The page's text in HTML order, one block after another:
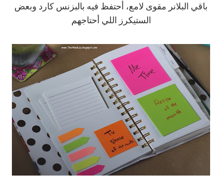
باقي البلانر مقوى لامع، أحتفظ فيه بالبزنس كارد وبعض
الستيكرز اللي أحتاجهم